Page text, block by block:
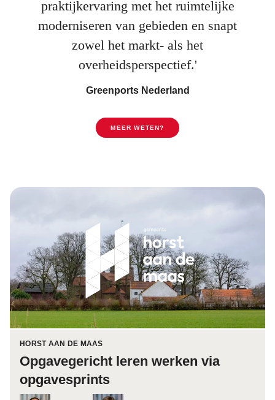
praktijkervaring met het ruimtelijke
moderniseren van gebieden en snapt
zowel het markt- als het
overheidsperspectief.'
Greenports Nederland
MEER WETEN?
HORST AAN DE MAAS
Opgavegericht leren werken via
opgavesprints